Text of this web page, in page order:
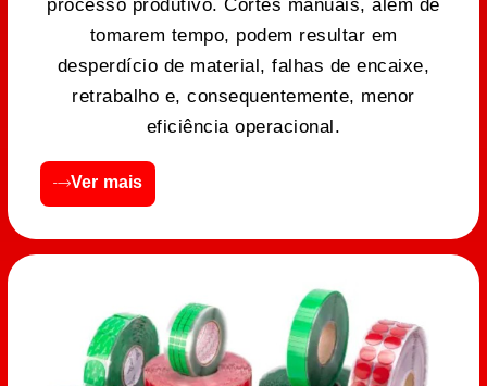
processo produtivo. Cortes manuais, além de
tomarem tempo, podem resultar em
desperdício de material, falhas de encaixe,
retrabalho e, consequentemente, menor
eficiência operacional.
Ver mais